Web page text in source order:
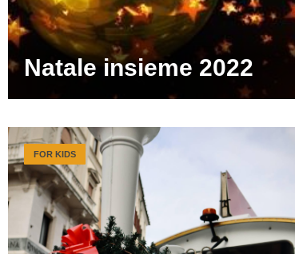
Natale insieme 2022
FOR KIDS